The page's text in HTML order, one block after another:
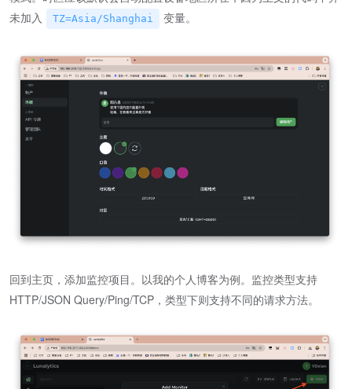
未加入
TZ=Asia/Shanghai 变量。
回到主页，添加监控项目。以我的个人博客为例。监控类型支持
HTTP/JSON Query/Ping/TCP，类型下则支持不同的请求方法。